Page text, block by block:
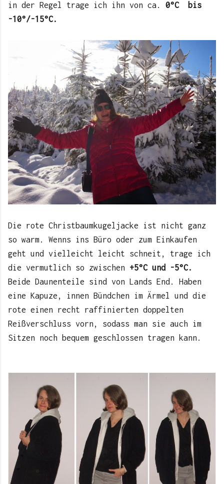
in der Regel trage ich ihn von ca. 0°C bis
-10°/-15°C.
Die rote Christbaumkugeljacke ist nicht ganz
so warm. Wenns ins Büro oder zum Einkaufen
geht und vielleicht leicht schneit, trage ich
die vermutlich so zwischen +5°C und -5°C.
Beide Daunenteile sind von Lands End. Haben
eine Kapuze, innen Bündchen im Ärmel und die
rote einen recht raffinierten doppelten
Reißverschluss vorn, sodass man sie auch im
Sitzen noch bequem geschlossen tragen kann.